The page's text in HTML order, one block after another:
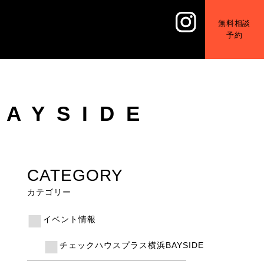
無料相談
予約
CATEGORY
カテゴリー
イベント情報
チェックハウスプラス横浜BAYSIDE